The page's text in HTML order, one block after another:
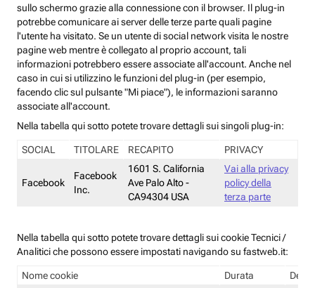
sullo schermo grazie alla connessione con il browser. Il plug-in
potrebbe comunicare ai server delle terze parte quali pagine
l'utente ha visitato. Se un utente di social network visita le nostre
pagine web mentre è collegato al proprio account, tali
informazioni potrebbero essere associate all'account. Anche nel
caso in cui si utilizzino le funzioni del plug-in (per esempio,
facendo clic sul pulsante "Mi piace"), le informazioni saranno
associate all'account.
Nella tabella qui sotto potete trovare dettagli sui singoli plug-in:
SOCIAL TITOLARE RECAPITO PRIVACY
Facebook
Facebook
Inc.
1601 S. California
Ave Palo Alto -
CA94304 USA
Vai alla privacy
policy della
terza parte
Nella tabella qui sotto potete trovare dettagli sui cookie Tecnici /
Analitici che possono essere impostati navigando su fastweb.it:
Nome cookie Durata